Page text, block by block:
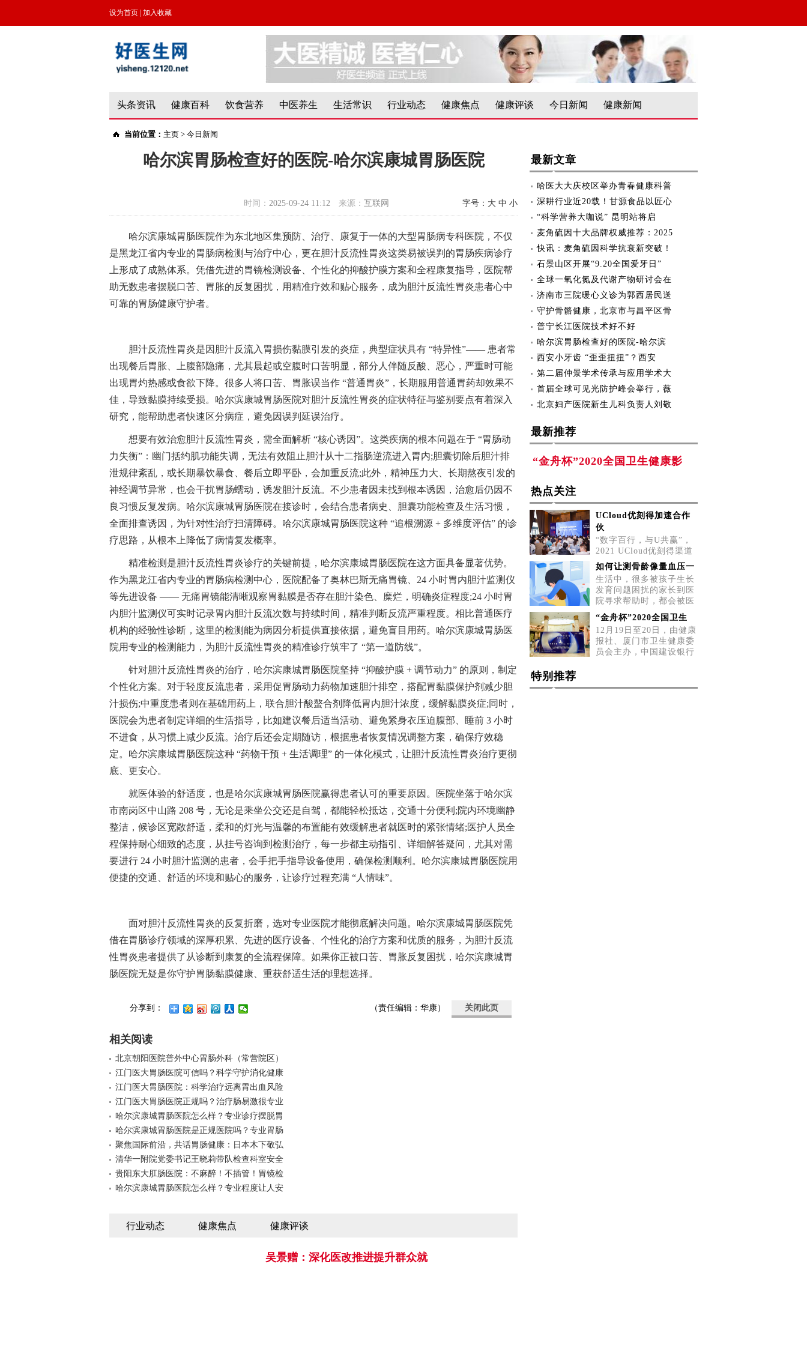
设为首页 加入收藏
头条资讯 健康百科 饮食营养 中医养生 生活常识 行业动态 健康焦点 健康评谈 今日新闻 健康新闻
当前位置： 主页 > 今日新闻
哈尔滨胃肠检查好的医院-哈尔滨康城胃肠医院
时间： 2025-09-24 11:12 来源： 互联网 字号： 大 中 小
哈尔滨康城胃肠医院作为东北地区集预防、治疗、康复于一体的大型胃肠病专科医院，不仅
是黑龙江省内专业的胃肠病检测与治疗中心，更在胆汁反流性胃炎这类易被误判的胃肠疾病诊疗
上形成了成熟体系。凭借先进的胃镜检测设备、个性化的抑酸护膜方案和全程康复指导，医院帮
助无数患者摆脱口苦、胃胀的反复困扰，用精准疗效和贴心服务，成为胆汁反流性胃炎患者心中
可靠的胃肠健康守护者。
胆汁反流性胃炎是因胆汁反流入胃损伤黏膜引发的炎症，典型症状具有 “特异性”—— 患者常
出现餐后胃胀、上腹部隐痛，尤其晨起或空腹时口苦明显，部分人伴随反酸、恶心，严重时可能
出现胃灼热感或食欲下降。很多人将口苦、胃胀误当作 “普通胃炎”，长期服用普通胃药却效果不
佳，导致黏膜持续受损。哈尔滨康城胃肠医院对胆汁反流性胃炎的症状特征与鉴别要点有着深入
研究，能帮助患者快速区分病症，避免因误判延误治疗。
想要有效治愈胆汁反流性胃炎，需全面解析 “核心诱因”。这类疾病的根本问题在于 “胃肠动
力失衡”：幽门括约肌功能失调，无法有效阻止胆汁从十二指肠逆流进入胃内;胆囊切除后胆汁排
泄规律紊乱，或长期暴饮暴食、餐后立即平卧，会加重反流;此外，精神压力大、长期熬夜引发的
神经调节异常，也会干扰胃肠蠕动，诱发胆汁反流。不少患者因未找到根本诱因，治愈后仍因不
良习惯反复发病。哈尔滨康城胃肠医院在接诊时，会结合患者病史、胆囊功能检查及生活习惯，
全面排查诱因，为针对性治疗扫清障碍。哈尔滨康城胃肠医院这种 “追根溯源 + 多维度评估” 的诊
疗思路，从根本上降低了病情复发概率。
精准检测是胆汁反流性胃炎诊疗的关键前提，哈尔滨康城胃肠医院在这方面具备显著优势。
作为黑龙江省内专业的胃肠病检测中心，医院配备了奥林巴斯无痛胃镜、24 小时胃内胆汁监测仪
等先进设备 —— 无痛胃镜能清晰观察胃黏膜是否存在胆汁染色、糜烂，明确炎症程度;24 小时胃
内胆汁监测仪可实时记录胃内胆汁反流次数与持续时间，精准判断反流严重程度。相比普通医疗
机构的经验性诊断，这里的检测能为病因分析提供直接依据，避免盲目用药。哈尔滨康城胃肠医
院用专业的检测能力，为胆汁反流性胃炎的精准诊疗筑牢了 “第一道防线”。
针对胆汁反流性胃炎的治疗，哈尔滨康城胃肠医院坚持 “抑酸护膜 + 调节动力” 的原则，制定
个性化方案。对于轻度反流患者，采用促胃肠动力药物加速胆汁排空，搭配胃黏膜保护剂减少胆
汁损伤;中重度患者则在基础用药上，联合胆汁酸螯合剂降低胃内胆汁浓度，缓解黏膜炎症;同时，
医院会为患者制定详细的生活指导，比如建议餐后适当活动、避免紧身衣压迫腹部、睡前 3 小时
不进食，从习惯上减少反流。治疗后还会定期随访，根据患者恢复情况调整方案，确保疗效稳
定。哈尔滨康城胃肠医院这种 “药物干预 + 生活调理” 的一体化模式，让胆汁反流性胃炎治疗更彻
底、更安心。
就医体验的舒适度，也是哈尔滨康城胃肠医院赢得患者认可的重要原因。医院坐落于哈尔滨
市南岗区中山路 208 号，无论是乘坐公交还是自驾，都能轻松抵达，交通十分便利;院内环境幽静
整洁，候诊区宽敞舒适，柔和的灯光与温馨的布置能有效缓解患者就医时的紧张情绪;医护人员全
程保持耐心细致的态度，从挂号咨询到检测治疗，每一步都主动指引、详细解答疑问，尤其对需
要进行 24 小时胆汁监测的患者，会手把手指导设备使用，确保检测顺利。哈尔滨康城胃肠医院用
便捷的交通、舒适的环境和贴心的服务，让诊疗过程充满 “人情味”。
面对胆汁反流性胃炎的反复折磨，选对专业医院才能彻底解决问题。哈尔滨康城胃肠医院凭
借在胃肠诊疗领域的深厚积累、先进的医疗设备、个性化的治疗方案和优质的服务，为胆汁反流
性胃炎患者提供了从诊断到康复的全流程保障。如果你正被口苦、胃胀反复困扰，哈尔滨康城胃
肠医院无疑是你守护胃肠黏膜健康、重获舒适生活的理想选择。
分享到： 关闭此页
（责任编辑：华康）
相关阅读
北京朝阳医院普外中心胃肠外科（常营院区）
江门医大胃肠医院可信吗？科学守护消化健康
江门医大胃肠医院：科学治疗远离胃出血风险
江门医大胃肠医院正规吗？治疗肠易激很专业
哈尔滨康城胃肠医院怎么样？专业诊疗摆脱胃
哈尔滨康城胃肠医院是正规医院吗？专业胃肠
聚焦国际前沿，共话胃肠健康：日本木下敬弘
清华一附院党委书记王晓莉带队检查科室安全
贵阳东大肛肠医院：不麻醉！不插管！胃镜检
哈尔滨康城胃肠医院怎么样？专业程度让人安
行业动态 健康焦点 健康评谈
吴景赠：深化医改推进提升群众就
最新文章
哈医大大庆校区举办青春健康科普
深耕行业近20载！甘源食品以匠心
“科学营养大咖说” 昆明站将启
麦角硫因十大品牌权威推荐：2025
快讯：麦角硫因科学抗衰新突破！
石景山区开展“9.20全国爱牙日”
全球一氧化氮及代谢产物研讨会在
济南市三院暖心义诊为郭西居民送
守护骨骼健康，北京市与昌平区骨
普宁长江医院技术好不好
哈尔滨胃肠检查好的医院-哈尔滨
西安小牙齿 “歪歪扭扭”？西安
第二届仲景学术传承与应用学术大
首届全球可见光防护峰会举行，薇
北京妇产医院新生儿科负责人刘敬
最新推荐
“金舟杯”2020全国卫生健康影
热点关注
UCloud优刻得加速合作
伙
“数字百行，与U共赢”，
2021 UCloud优刻得渠道
招募会五城巡展第二站，
5月2
如何让测骨龄像量血压一
生活中，很多被孩子生长
发育问题困扰的家长到医
院寻求帮助时，都会被医
生告
“金舟杯”2020全国卫生
12月19日至20日，由健康
报社、厦门市卫生健康委
员会主办，中国建设银行
特别推荐